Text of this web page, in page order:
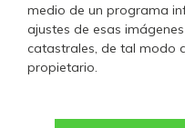
medio de un programa
ajustes de esas
catastrales, de tal modo
propietario.